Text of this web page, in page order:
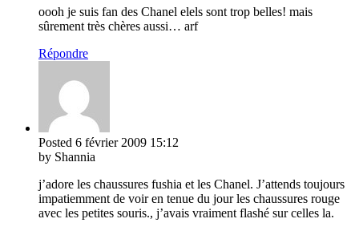
oooh je suis fan des Chanel elels sont trop belles! mais
sûrement très chères aussi… arf
Répondre
Posted 6 février 2009 15:12
by Shannia
j’adore les chaussures fushia et les Chanel. J’attends toujours
impatiemment de voir en tenue du jour les chaussures rouge
avec les petites souris., j’avais vraiment flashé sur celles la.